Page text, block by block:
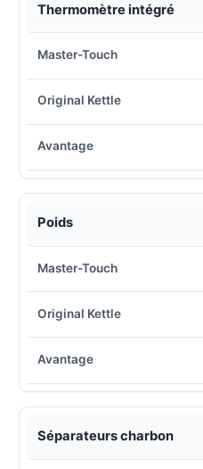
Thermomètre intégré
Poids
Séparateurs charbon